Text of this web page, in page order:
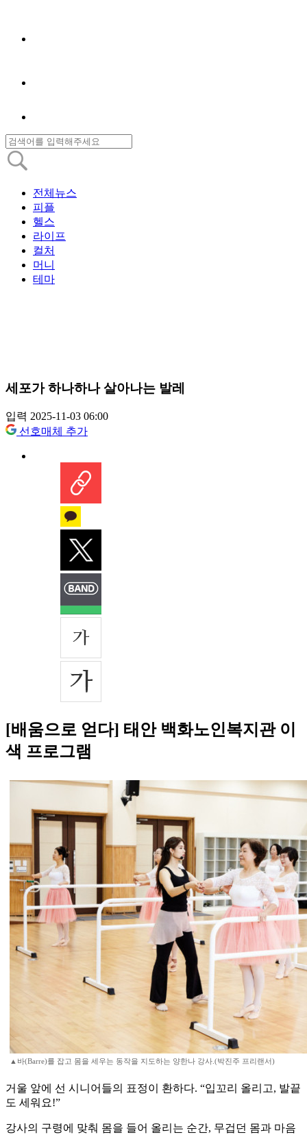
전체뉴스
피플
헬스
라이프
컬처
머니
테마
세포가 하나하나 살아나는 발레
입력 2025-11-03 06:00
선호매체 추가
[배움으로 얻다] 태안 백화노인복지관 이
색 프로그램
▲바(Barre)를 잡고 몸을 세우는 동작을 지도하는 양한나 강사.(박진주 프리랜서)
거울 앞에 선 시니어들의 표정이 환하다. “입꼬리 올리고, 발끝
도 세워요!”
강사의 구령에 맞춰 몸을 들어 올리는 순간, 무겁던 몸과 마음